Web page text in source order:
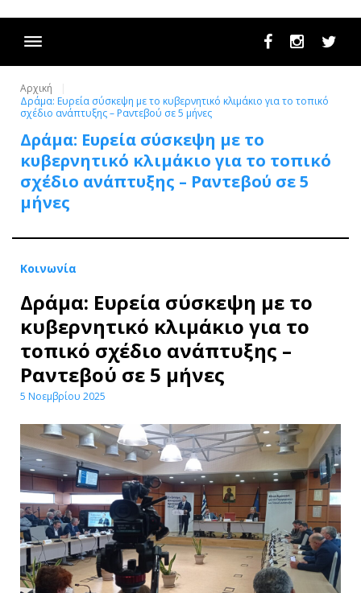
FacebookInstagram
Αρχική
Δράμα: Ευρεία σύσκεψη με το κυβερνητικό κλιμάκιο για το τοπικό
σχέδιο ανάπτυξης – Ραντεβού σε 5 μήνες
Δράμα: Ευρεία σύσκεψη με το
κυβερνητικό κλιμάκιο για το τοπικό
σχέδιο ανάπτυξης – Ραντεβού σε 5
μήνες
Κοινωνία
Δράμα: Ευρεία σύσκεψη με το
κυβερνητικό κλιμάκιο για το
τοπικό σχέδιο ανάπτυξης –
Ραντεβού σε 5 μήνες
5 Νοεμβρίου 2025